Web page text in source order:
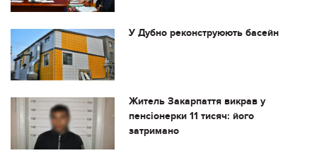
У Дубно реконструюють басейн
Житель Закарпаття викрав у
пенсіонерки 11 тисяч: його
затримано